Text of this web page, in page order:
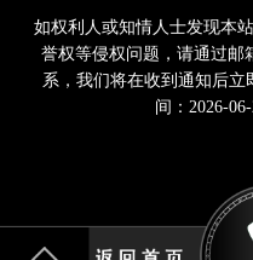
如权利人或知情人士发现本
誉权等侵权问题，请通过邮
系，我们将在收到通知后
间：2026-